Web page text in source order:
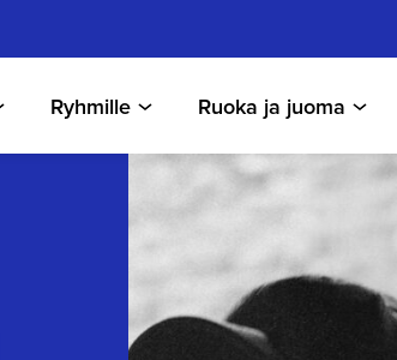
Ryhmille Ruoka ja juoma